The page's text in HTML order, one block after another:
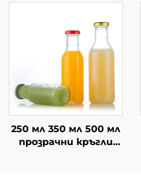
500 мл, стъклена
250 мл 350 мл 500 мл
прозрачни кръгли